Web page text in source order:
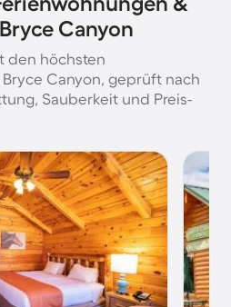
Canyon
den höchsten
Canyon, geprüft nach
Sauberkeit und Preis-